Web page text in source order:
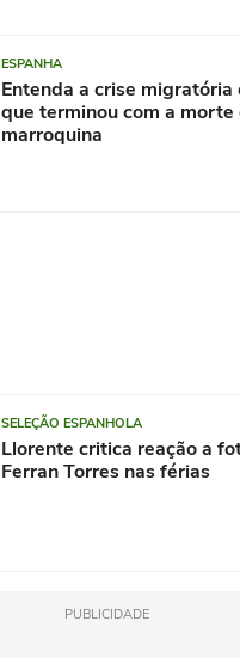
ESPANHA
Entenda a crise migratória
que terminou com a
marroquina
SELEÇÃO ESPANHOLA
Llorente critica reação a
Ferran Torres nas férias
PUBLICIDADE